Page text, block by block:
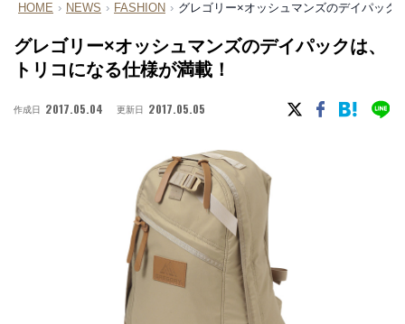
HOME › NEWS › FASHION › グレゴリー×オッシュマンズのデイパック
グレゴリー×オッシュマンズのデイパックは、
トリコになる仕様が満載！
作成日 2017.05.04 更新日 2017.05.05